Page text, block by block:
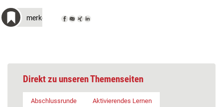
merken
Direkt zu unseren Themenseiten
Abschlussrunde Aktivierendes Lernen